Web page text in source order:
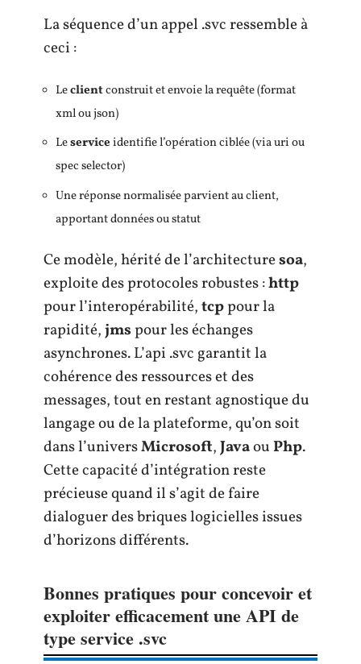
La séquence d’un appel .svc ressemble à
ceci :
Leclientconstruit et envoie la requête (format
xml ou json)
Leserviceidentifie l’opération ciblée (via uri ou
spec selector)
Une réponse normalisée parvient au client,
apportant données ou statut
Ce modèle, hérité de l’architecturesoa,
exploite des protocoles robustes :http
pour l’interopérabilité,tcppour la
rapidité,jmspour les échanges
asynchrones. L’api .svc garantit la
cohérence des ressources et des
messages, tout en restant agnostique du
langage ou de la plateforme, qu’on soit
dans l’universMicrosoft,JavaouPhp.
Cette capacité d’intégration reste
précieuse quand il s’agit de faire
dialoguer des briques logicielles issues
d’horizons différents.
Bonnes pratiques pour concevoir et
exploiter efficacement une API de
type service .svc